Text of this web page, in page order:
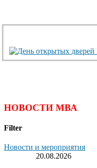
НОВОСТИ МВА
Filter
Новости и мероприятия
20.08.2026